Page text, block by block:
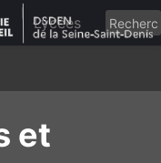
Lycées
et